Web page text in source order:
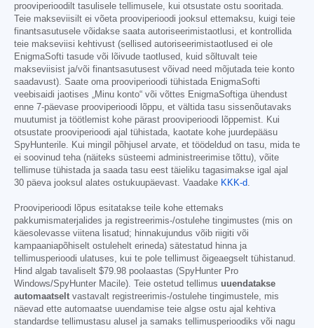
prooviperioodilt tasulisele tellimusele, kui otsustate ostu sooritada.
Teie makseviisilt ei võeta prooviperioodi jooksul ettemaksu, kuigi teie
finantsasutusele võidakse saata autoriseerimistaotlusi, et kontrollida
teie makseviisi kehtivust (sellised autoriseerimistaotlused ei ole
EnigmaSofti tasude või lõivude taotlused, kuid sõltuvalt teie
makseviisist ja/või finantsasutusest võivad need mõjutada teie konto
saadavust). Saate oma prooviperioodi tühistada EnigmaSofti
veebisaidi jaotises „Minu konto“ või võttes EnigmaSoftiga ühendust
enne 7-päevase prooviperioodi lõppu, et vältida tasu sissenõutavaks
muutumist ja töötlemist kohe pärast prooviperioodi lõppemist. Kui
otsustate prooviperioodi ajal tühistada, kaotate kohe juurdepääsu
SpyHunterile. Kui mingil põhjusel arvate, et töödeldud on tasu, mida te
ei soovinud teha (näiteks süsteemi administreerimise tõttu), võite
tellimuse tühistada ja saada tasu eest täieliku tagasimakse igal ajal
30 päeva jooksul alates ostukuupäevast. Vaadake KKK-d.
Prooviperioodi lõpus esitatakse teile kohe ettemaks
pakkumismaterjalides ja registreerimis-/ostulehe tingimustes (mis on
käesolevasse viitena lisatud; hinnakujundus võib riigiti või
kampaaniapõhiselt ostulehelt erineda) sätestatud hinna ja
tellimusperioodi ulatuses, kui te pole tellimust õigeaegselt tühistanud.
Hind algab tavaliselt $79.98 poolaastas (SpyHunter Pro
Windows/SpyHunter Macile). Teie ostetud tellimus uuendatakse
automaatselt vastavalt registreerimis-/ostulehe tingimustele, mis
näevad ette automaatse uuendamise teie algse ostu ajal kehtiva
standardse tellimustasu alusel ja samaks tellimusperioodiks või nagu